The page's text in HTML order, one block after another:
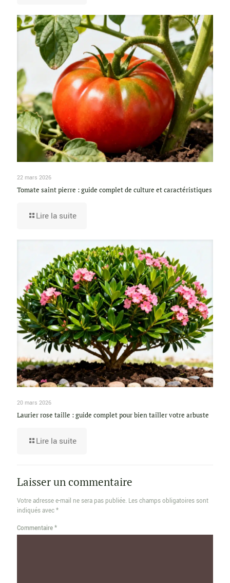
22 mars 2026
Tomate saint pierre : guide complet de culture et caractéristiques
Lire la suite
20 mars 2026
Laurier rose taille : guide complet pour bien tailler votre arbuste
Lire la suite
Laisser un commentaire
Votre adresse e-mail ne sera pas publiée. Les champs obligatoires sont
indiqués avec*
Commentaire*